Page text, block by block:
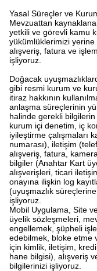
Yasal Süreçler ve
Mevzuattan
yetkili ve görevli kamu
yükümlüklerimizi yerine
alışveriş, fatura ve
işliyoruz.
Doğacak
gibi resmi kurum ve
itiraz hakkının
anlaşma süreçlerinin
halinde gerekli bilgilerin
kurum içi denetim, iç
iyileştirme çalışmaları
numarası), iletişim
alışveriş, fatura,
bilgiler (Anahtar Kart
alışverişleri, ticari
onayına ilişkin log
(uyuşmazlık
işliyoruz.
Mobil Uygulama, Site
üyelik sözleşmeleri,
engellemek, şüpheli
edebilmek, bloke etme
için kimlik, iletişim,
hane bilgisi), alışveriş
bilgilerinizi işliyoruz.